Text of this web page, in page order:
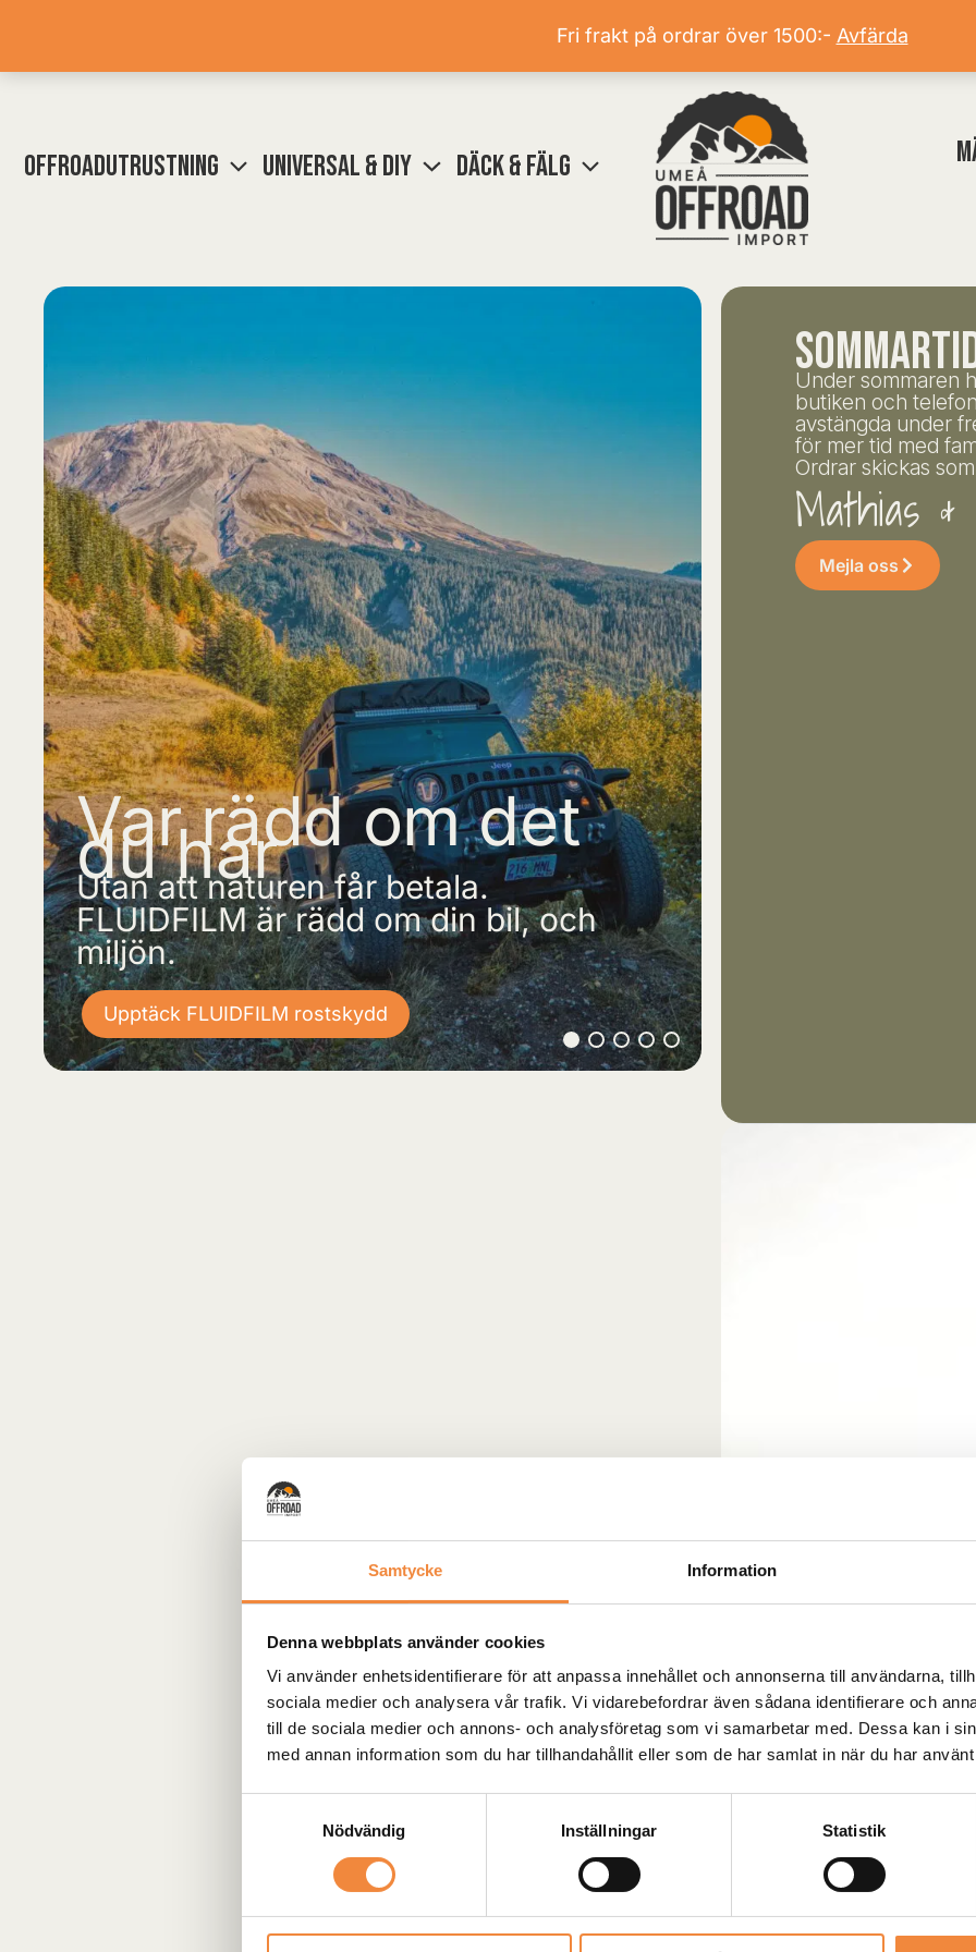
Samtycke Information
Denna webbplats använder cookies
Vi använder enhetsidentifierare för att anpassa innehållet och annonserna till användarna,
sociala medier och analysera vår trafik. Vi vidarebefordrar även sådana identifierare och
till de sociala medier och annons- och analysföretag som vi samarbetar med. Dessa kan i
med annan information som du har tillhandahållit eller som de har samlat in när du har
Nödvändig
Inställningar Statistik
Fri frakt på ordrar över 1500:- Avfärda
OFFROADUTRUSTNING UNIVERSAL & DIY DÄCK & FÄLG
Var rädd om det
du har
Utan att naturen får betala.
FLUIDFILM är rädd om din bil, och
miljön.
Upptäck FLUIDFILM rostskydd
UNIK
lokalt lager
Under sommaren
butiken och
avstängda under
för mer tid med
Ordrar skickas
Mathias &
Mejla oss